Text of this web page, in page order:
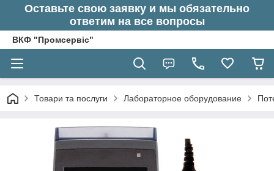
Оставьте свою заявку и мы обязательно
ответим на все вопросы
ВКФ "Промсервіс"
Товари та послуги Лабораторное оборудование